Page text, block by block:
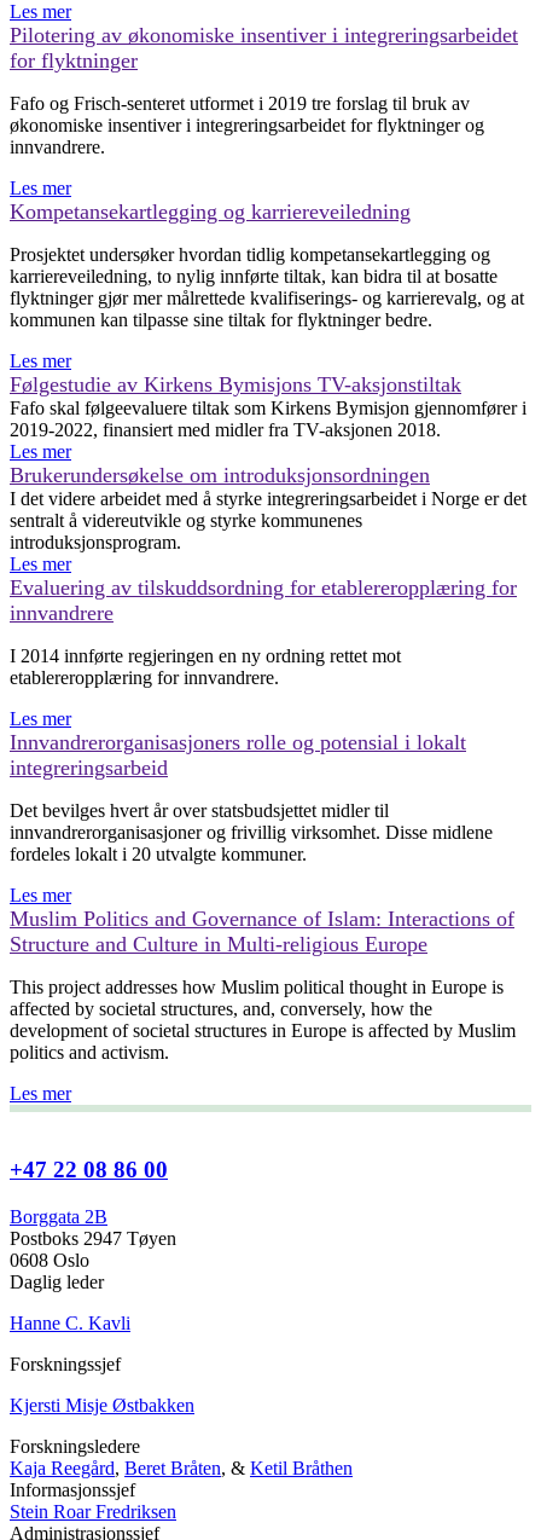
Les mer
Pilotering av økonomiske insentiver i integreringsarbeidet
for flyktninger
Fafo og Frisch-senteret utformet i 2019 tre forslag til bruk av
økonomiske insentiver i integreringsarbeidet for flyktninger og
innvandrere.
Les mer
Kompetansekartlegging og karriereveiledning
Prosjektet undersøker hvordan tidlig kompetansekartlegging og
karriereveiledning, to nylig innførte tiltak, kan bidra til at bosatte
flyktninger gjør mer målrettede kvalifiserings- og karrierevalg, og at
kommunen kan tilpasse sine tiltak for flyktninger bedre.
Les mer
Følgestudie av Kirkens Bymisjons TV-aksjonstiltak
Fafo skal følgeevaluere tiltak som Kirkens Bymisjon gjennomfører i
2019-2022, finansiert med midler fra TV-aksjonen 2018.
Les mer
Brukerundersøkelse om introduksjonsordningen
I det videre arbeidet med å styrke integreringsarbeidet i Norge er det
sentralt å videreutvikle og styrke kommunenes
introduksjonsprogram.
Les mer
Evaluering av tilskuddsordning for etablereropplæring for
innvandrere
I 2014 innførte regjeringen en ny ordning rettet mot
etablereropplæring for innvandrere.
Les mer
Innvandrerorganisasjoners rolle og potensial i lokalt
integreringsarbeid
Det bevilges hvert år over statsbudsjettet midler til
innvandrerorganisasjoner og frivillig virksomhet. Disse midlene
fordeles lokalt i 20 utvalgte kommuner.
Les mer
Muslim Politics and Governance of Islam: Interactions of
Structure and Culture in Multi-religious Europe
This project addresses how Muslim political thought in Europe is
affected by societal structures, and, conversely, how the
development of societal structures in Europe is affected by Muslim
politics and activism.
Les mer
+47 22 08 86 00
Borggata 2B
Postboks 2947 Tøyen
0608 Oslo
Daglig leder
Hanne C. Kavli
Forskningssjef
Kjersti Misje Østbakken
Forskningsledere
Kaja Reegård, Beret Bråten, & Ketil Bråthen
Informasjonssjef
Stein Roar Fredriksen
Administrasjonssjef